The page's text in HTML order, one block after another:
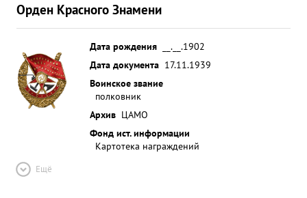
Орден Красного Знамени
Дата рождения
__.__.1902
Дата документа 17.11.1939
Воинское звание
полковник
Архив ЦАМО
Фонд ист. информации
Картотека награждений
Ещё